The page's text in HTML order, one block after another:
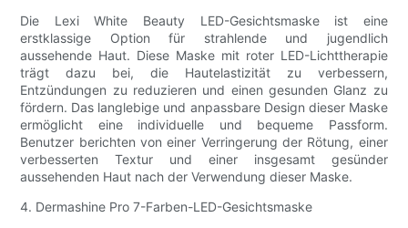
Die Lexi White Beauty LED-Gesichtsmaske ist eine
erstklassige Option für strahlende und jugendlich
aussehende Haut. Diese Maske mit roter LED-Lichttherapie
trägt dazu bei, die Hautelastizität zu verbessern,
Entzündungen zu reduzieren und einen gesunden Glanz zu
fördern. Das langlebige und anpassbare Design dieser Maske
ermöglicht eine individuelle und bequeme Passform.
Benutzer berichten von einer Verringerung der Rötung, einer
verbesserten Textur und einer insgesamt gesünder
aussehenden Haut nach der Verwendung dieser Maske.
4. Dermashine Pro 7-Farben-LED-Gesichtsmaske